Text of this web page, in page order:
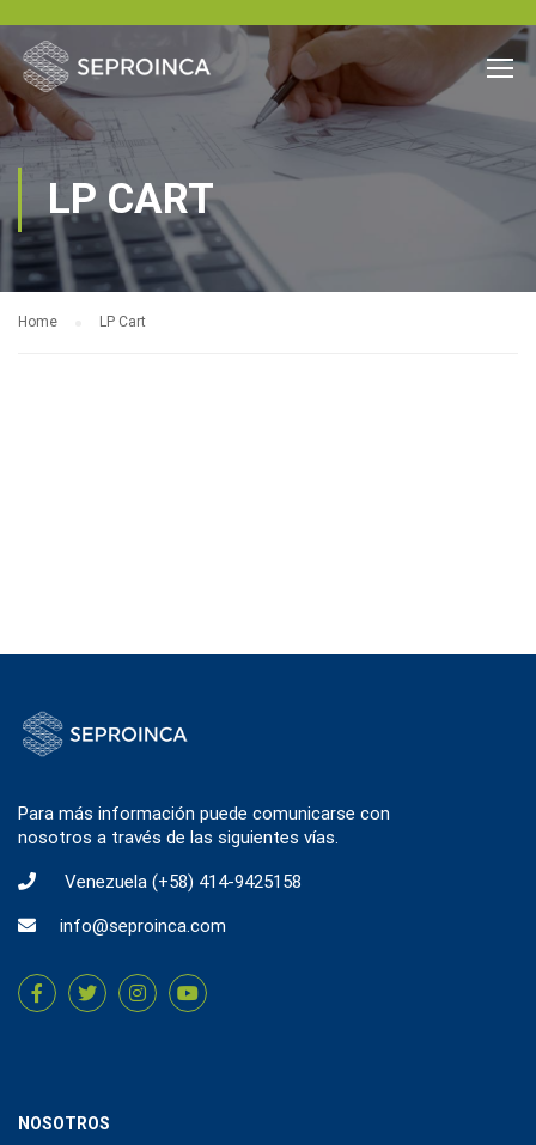
LP CART
Home LP Cart
Para más información puede comunicarse con
nosotros a través de las siguientes vías.
Venezuela (+58) 414-9425158
info@seproinca.com
NOSOTROS